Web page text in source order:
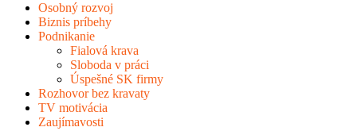
Osobný rozvoj
Biznis príbehy
Podnikanie
Fialová krava
Sloboda v práci
Úspešné SK firmy
Rozhovor bez kravaty
TV motivácia
Zaujímavosti